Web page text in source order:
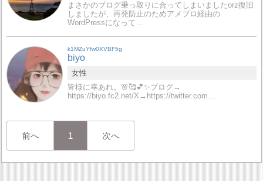
まさかのブログ乗っ取りに合ってしまいましたorz復旧
しましたが、再発防止のためアメブロ経由の
WordPressになって…
k1MZuYfw0XVBF5g
biyo
女性
皆様に幸あれ。🌸🥰💕✨ブログ→
https://biyo.fc2.net/X→https://twitter.com…
前へ 1 次へ